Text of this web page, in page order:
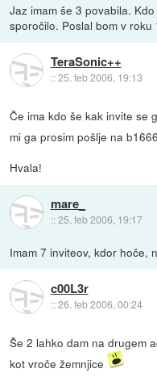
Jaz imam še 3 povabila.
sporočilo. Poslal bom v roku
TeraSonic++
::25. feb 2006, 19:13
Če ima kdo še kak invite se
mi ga prosim pošlje na
Hvala!
mare_
::25. feb 2006, 19:17
Imam 7 inviteov, kdor hoče,
c00L3r
::26. feb 2006, 00:24
Še 2 lahko dam na drugem
kot vroče žemnjice